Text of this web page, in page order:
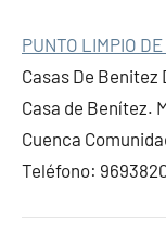
PUNTO LIMPIO
Casas De
Casa de Benítez.
Cuenca
Teléfono: